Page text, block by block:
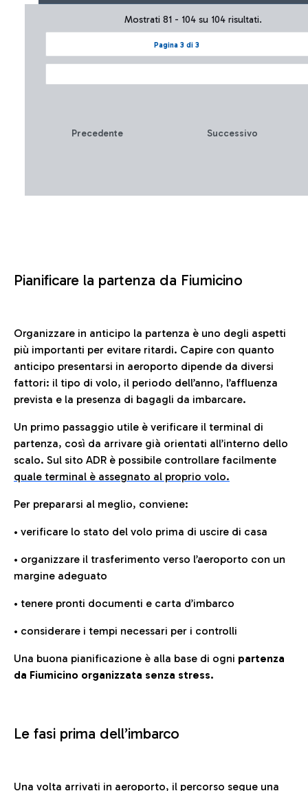
Pagina 3 di 3
Mostrati 81 - 104 su 104 risultati.
Precedente Successivo
Pianificare la partenza da Fiumicino
Organizzare in anticipo la partenza è uno degli aspetti
più importanti per evitare ritardi. Capire con quanto
anticipo presentarsi in aeroporto dipende da diversi
fattori: il tipo di volo, il periodo dell’anno, l’affluenza
prevista e la presenza di bagagli da imbarcare.
Un primo passaggio utile è verificare il terminal di
partenza, così da arrivare già orientati all’interno dello
scalo. Sul sito ADR è possibile controllare facilmente
quale terminal è assegnato al proprio volo.
Per prepararsi al meglio, conviene:
• verificare lo stato del volo prima di uscire di casa
• organizzare il trasferimento verso l’aeroporto con un
margine adeguato
• tenere pronti documenti e carta d’imbarco
• considerare i tempi necessari per i controlli
Una buona pianificazione è alla base di ogni partenza
da Fiumicino organizzata senza stress.
Le fasi prima dell’imbarco
Una volta arrivati in aeroporto, il percorso segue una